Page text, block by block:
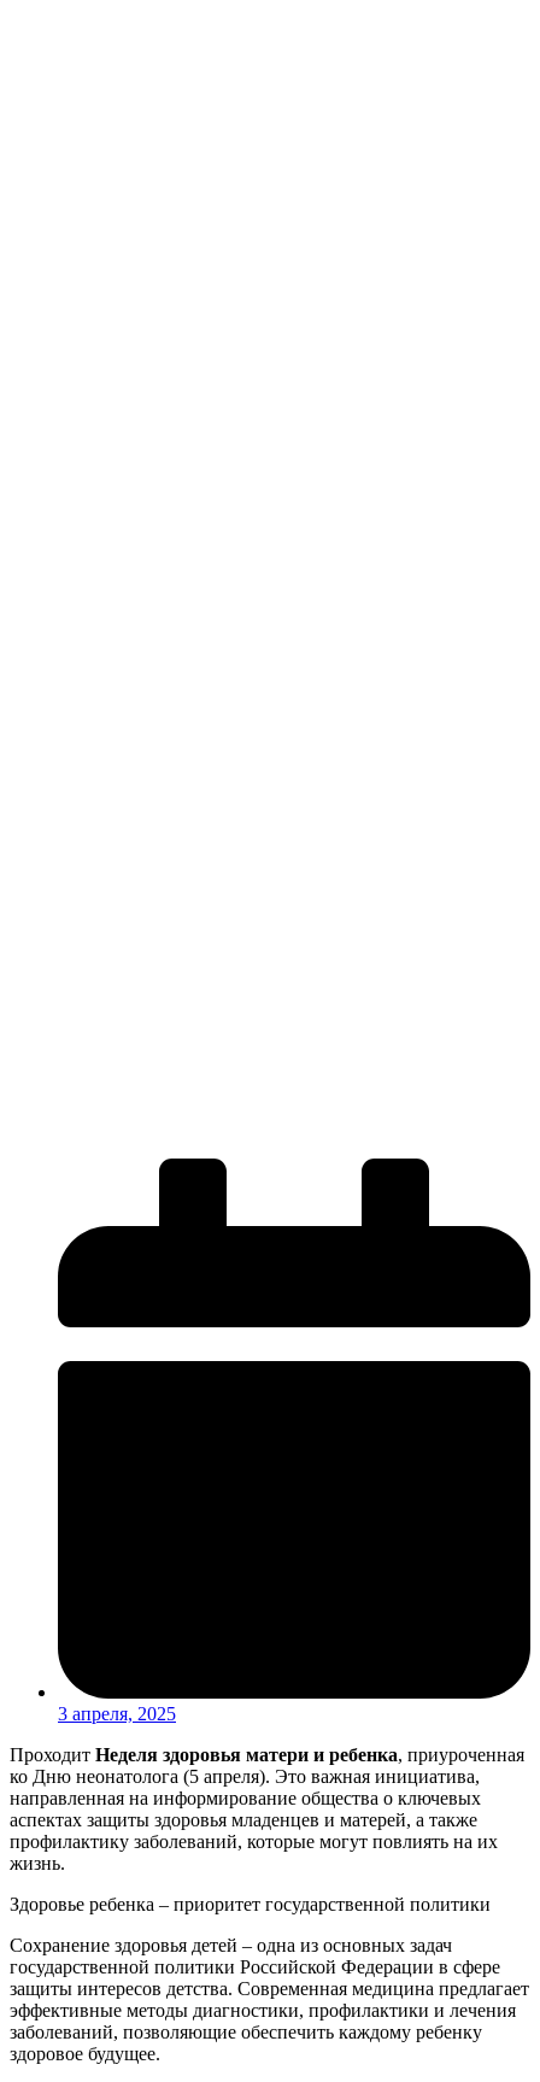
3 апреля, 2025
Проходит Неделя здоровья матери и ребенка, приуроченная
ко Дню неонатолога (5 апреля). Это важная инициатива,
направленная на информирование общества о ключевых
аспектах защиты здоровья младенцев и матерей, а также
профилактику заболеваний, которые могут повлиять на их
жизнь.
Здоровье ребенка – приоритет государственной политики
Сохранение здоровья детей – одна из основных задач
государственной политики Российской Федерации в сфере
защиты интересов детства. Современная медицина предлагает
эффективные методы диагностики, профилактики и лечения
заболеваний, позволяющие обеспечить каждому ребенку
здоровое будущее.